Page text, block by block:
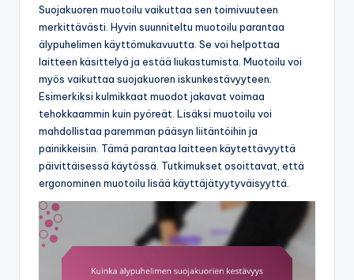
Suojakuoren muotoilu vaikuttaa sen toimivuuteen
merkittävästi. Hyvin suunniteltu muotoilu parantaa
älypuhelimen käyttömukavuutta. Se voi helpottaa
laitteen käsittelyä ja estää liukastumista. Muotoilu voi
myös vaikuttaa suojakuoren iskunkestävyyteen.
Esimerkiksi kulmikkaat muodot jakavat voimaa
tehokkaammin kuin pyöreät. Lisäksi muotoilu voi
mahdollistaa paremman pääsyn liitäntöihin ja
painikkeisiin. Tämä parantaa laitteen käytettävyyttä
päivittäisessä käytössä. Tutkimukset osoittavat, että
ergonominen muotoilu lisää käyttäjätyytyväisyyttä.